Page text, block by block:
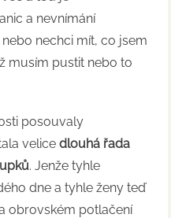
a nevnímání
nechci mít, co jsem
musím pustit nebo to
posouvaly
velicedlouhá řada
. Jenže tyhle
dne a tyhle ženy teď
obrovském potlačení